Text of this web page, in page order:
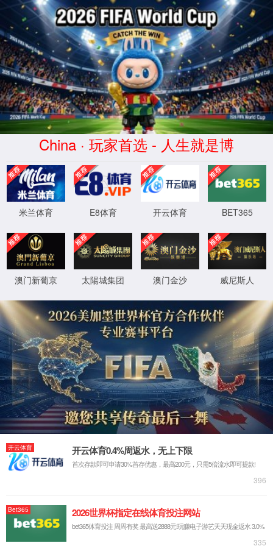
2026世界杯(World Cup)官方网
址-Official website
本站点设置了不允许MJ12bot内核浏览器访问,
请使用其它版本IE、火狐、谷歌等，国产浏览
器请使用极速模式！
返回首页
程序版本：3.2.11-20250416
XML 地图